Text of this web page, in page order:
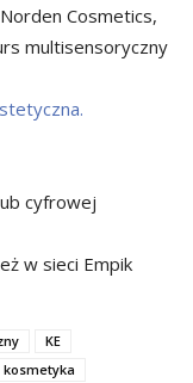
Cosmetics,
multisensoryczny
cyfrowej
w sieci Empik
KE
kosmetyka